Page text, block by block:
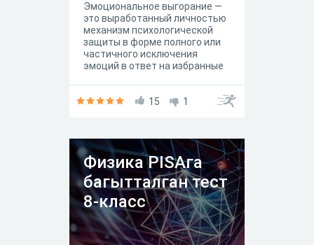
Эмоциональное выгорание —
это выработанный личностью
механизм психологической
защиты в форме полного или
частичного исключения
эмоций в ответ на избранные
выгорание представляет
чаще всего
профессионального,
поведения. «Выгорание»
отчасти функциональный
стереотип, поскольку
позволяет человеку
дозировать и экономно
расходовать энергетические
ресурсы. В то же время, могут
15 1
Физика PISAга
багытталган тест
8-класс